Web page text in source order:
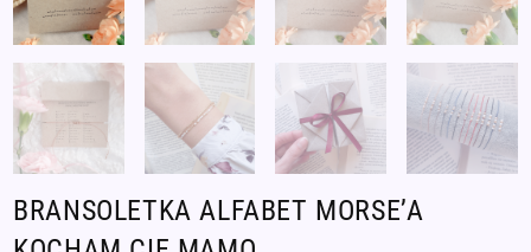
BRANSOLETKA ALFABET MORSE’A